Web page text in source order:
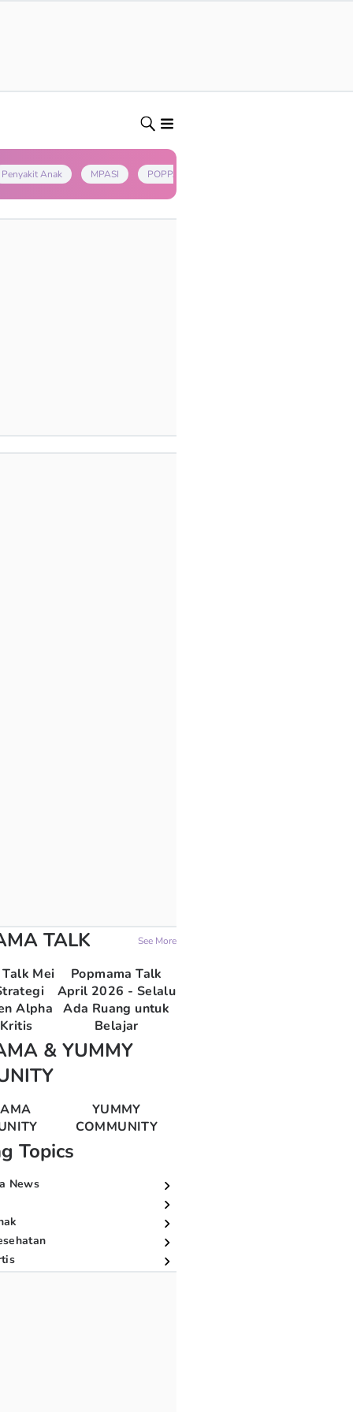
Penyakit Anak MPASI POPPAPA
TALK See More
Mei
Alpha
Popmama Talk
April 2026 - Selalu
Ada Ruang untuk
Belajar
& YUMMY
YUMMY
COMMUNITY
Topics
News